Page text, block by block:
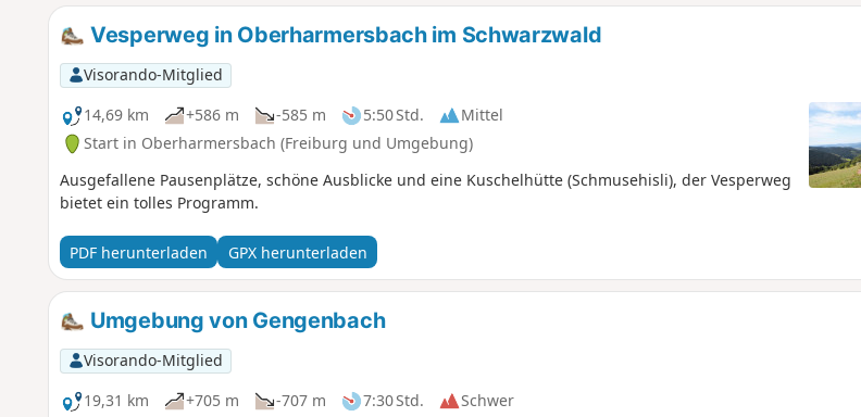
Vesperweg in Oberharmersbach im Schwarzwald
Visorando-Mitglied
14,69 km
+586 m -585 m 5:50 Std.
Mittel
Start in Oberharmersbach (Freiburg und Umgebung)
Ausgefallene Pausenplätze, schöne Ausblicke und eine Kuschelhütte (Schmusehisli), der Vesperweg
bietet ein tolles Programm.
PDF herunterladen GPX herunterladen
Umgebung von Gengenbach
Visorando-Mitglied
19,31 km
+705 m -707 m 7:30 Std.
Schwer